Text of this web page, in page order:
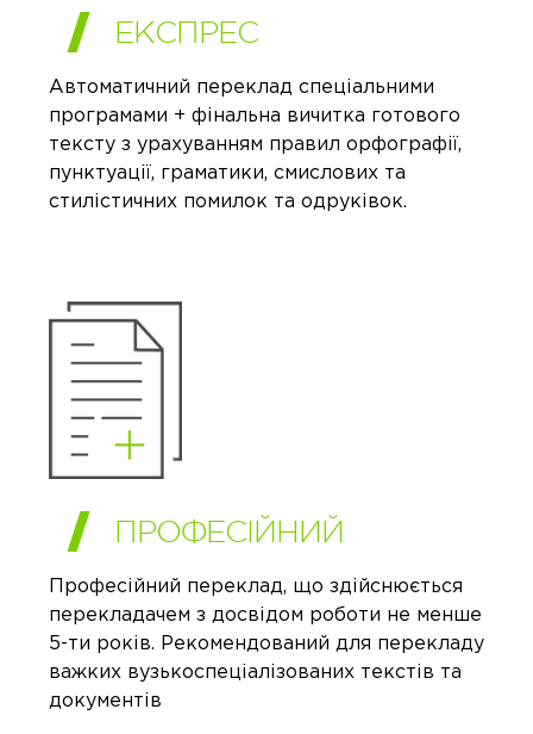
ЕКСПРЕС
Автоматичний переклад спеціальними
програмами + фінальна вичитка готового
тексту з урахуванням правил орфографії,
пунктуації, граматики, смислових та
стилістичних помилок та одруківок.
ПРОФЕСІЙНИЙ
Професійний переклад, що здійснюється
перекладачем з досвідом роботи не менше
5-ти років. Рекомендований для перекладу
важких вузькоспеціалізованих текстів та
документів